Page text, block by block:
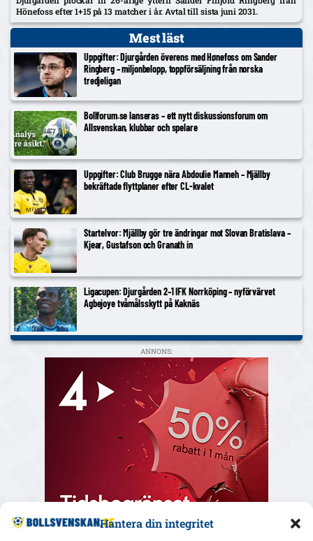
Hantera din integritet
Hönefoss efter 1+15 på 13 matcher i år. Avtal till sista juni 2031.
Mest läst
Uppgifter: Djurgården överens med Hønefoss om Sander
Ringberg – miljonbelopp, toppförsäljning från norska
tredjeligan
Bollforum.se lanseras – ett nytt diskussionsforum om
Allsvenskan, klubbar och spelare
Uppgifter: Club Brugge nära Abdoulie Manneh – Mjällby
bekräftade flyttplaner efter CL-kvalet
Startelvor: Mjällby gör tre ändringar mot Slovan Bratislava –
Kjear, Gustafson och Granath in
Ligacupen: Djurgården 2–1 IFK Norrköping – nyförvärvet
Agbejoye tvåmålsskytt på Kaknäs
ANNONS: